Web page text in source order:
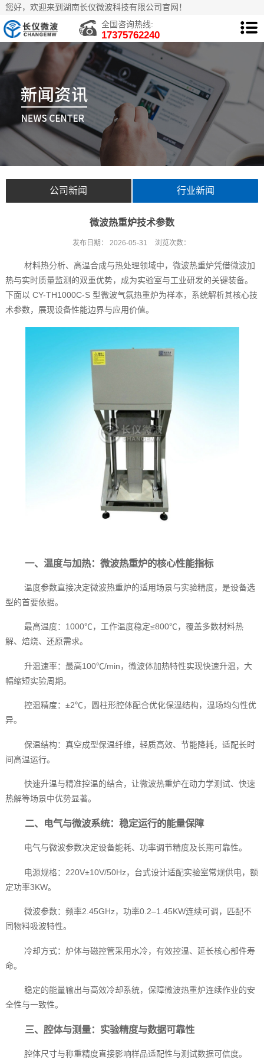
您好，欢迎来到湖南长仪微波科技有限公司官网！
全国咨询热线:
17375762240
公司新闻 行业新闻
微波热重炉技术参数
发布日期： 2026-05-31 浏览次数：
材料热分析、高温合成与热处理领域中，微波热重炉凭借微波加
热与实时质量监测的双重优势，成为实验室与工业研发的关键装备。
下面以 CY-TH1000C-S 型微波气氛热重炉为样本，系统解析其核心技
术参数，展现设备性能边界与应用价值。
一、温度与加热：微波热重炉的核心性能指标
温度参数直接决定微波热重炉的适用场景与实验精度，是设备选
型的首要依据。
最高温度：1000℃，工作温度稳定≤800℃，覆盖多数材料热
解、焙烧、还原需求。
升温速率：最高100℃/min，微波体加热特性实现快速升温，大
幅缩短实验周期。
控温精度：±2℃，圆柱形腔体配合优化保温结构，温场均匀性优
异。
保温结构：真空成型保温纤维，轻质高效、节能降耗，适配长时
间高温运行。
快速升温与精准控温的结合，让微波热重炉在动力学测试、快速
热解等场景中优势显著。
二、电气与微波系统：稳定运行的能量保障
电气与微波参数决定设备能耗、功率调节精度及长期可靠性。
电源规格：220V±10V/50Hz，台式设计适配实验室常规供电，额
定功率3KW。
微波参数：频率2.45GHz，功率0.2–1.45KW连续可调，匹配不
同物料吸波特性。
冷却方式：炉体与磁控管采用水冷，有效控温、延长核心部件寿
命。
稳定的能量输出与高效冷却系统，保障微波热重炉连续作业的安
全性与一致性。
三、腔体与测量：实验精度与数据可靠性
腔体尺寸与称重精度直接影响样品适配性与测试数据可信度。